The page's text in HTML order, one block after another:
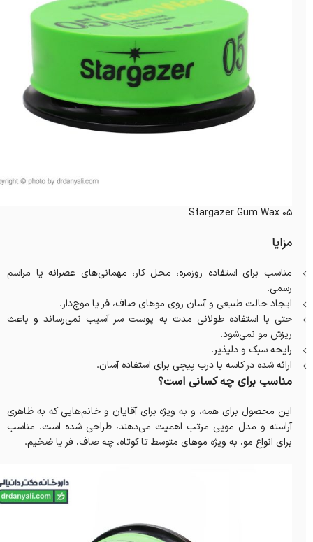
Stargazer Gum Wax 05
مزایا
مناسب برای استفاده روزمره، محل کار، مهمانی‌های عصرانه یا مراسم
رسمی.
ایجاد حالت طبیعی و آسان روی موهای صاف، فر یا موج‌دار.
حتی با استفاده طولانی مدت به پوست سر آسیب نمی‌رساند و باعث
ریزش مو نمی‌شود.
رایحه سبک و دلپذیر.
ارائه شده در کاسه با درب پیچی برای استفاده آسان.
مناسب برای چه کسانی است؟
این محصول برای همه، و به ویژه برای آقایان و خانم‌هایی که به ظاهری
آراسته و مدل مویی مرتب اهمیت می‌دهند، طراحی شده است. مناسب
برای انواع مو، به ویژه موهای متوسط ​​تا کوتاه، چه صاف، فر یا ضخیم.